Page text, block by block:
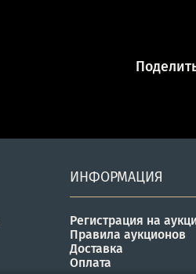
ИНФОРМАЦИЯ
Регистрация на
Правила аукционов
Доставка
Оплата